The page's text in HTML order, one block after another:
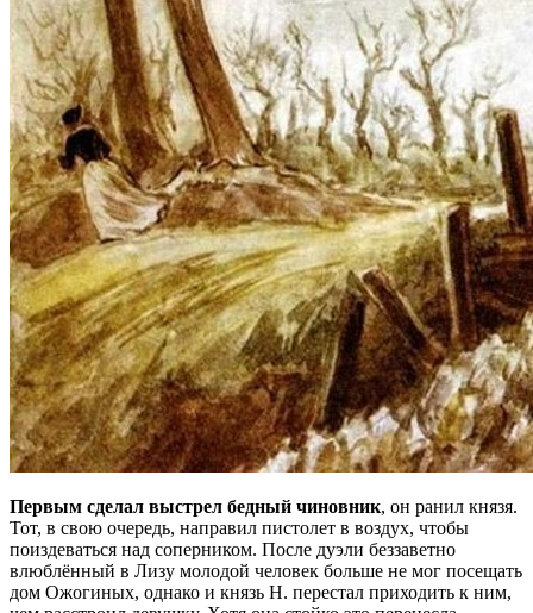
Первым сделал выстрел бедный чиновник, он ранил князя.
Тот, в свою очередь, направил пистолет в воздух, чтобы
поиздеваться над соперником. После дуэли беззаветно
влюблённый в Лизу молодой человек больше не мог посещать
дом Ожогиных, однако и князь Н. перестал приходить к ним,